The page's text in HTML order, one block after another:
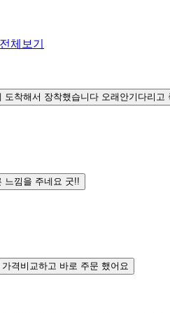
체보기
도착해서 장착했습니다 오래안기다리고
느낌을 주네요 굿!!
격비교하고 바로 주문 했어요